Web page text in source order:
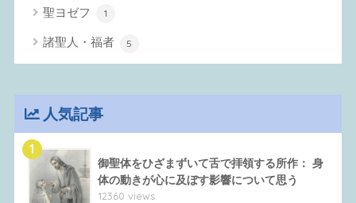
聖ヨゼフ 1
諸聖人・福者 5
人気記事
1
御聖体をひざまずいて舌で拝領する所作： 身
体の動きが心に及ぼす影響について思う
12360 views